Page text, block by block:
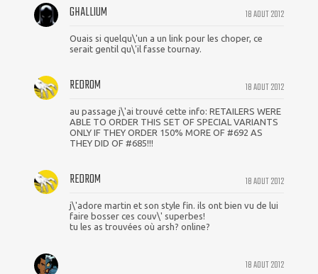
18 AOUT 2012
GHALLIUM
Ouais si quelqu\'un a un link pour les choper, ce
serait gentil qu\'il fasse tournay.
18 AOUT 2012
REDROM
au passage j\'ai trouvé cette info: RETAILERS WERE
ABLE TO ORDER THIS SET OF SPECIAL VARIANTS
ONLY IF THEY ORDER 150% MORE OF #692 AS
THEY DID OF #685!!!
18 AOUT 2012
REDROM
j\'adore martin et son style fin. ils ont bien vu de lui
faire bosser ces couv\' superbes!
tu les as trouvées où arsh? online?
18 AOUT 2012